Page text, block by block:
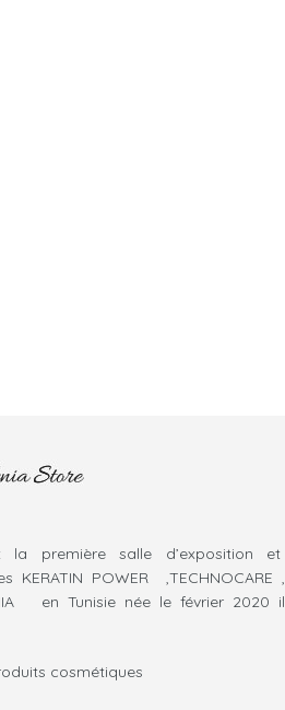
la première salle d’exposition et
KERATIN POWER ,TECHNOCARE ,
en Tunisie née le février 2020 il
cosmétiques